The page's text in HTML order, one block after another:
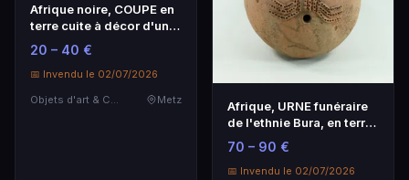
Afrique noire, COUPE en
terre cuite à décor d'une
frise inci…
20 – 40 €
📅 Invendu le 02/07/2026
Metz
Afrique, URNE funéraire
de l'ethnie Bura, en terre
cuite, fi…
70 – 90 €
📅 Invendu le 02/07/2026